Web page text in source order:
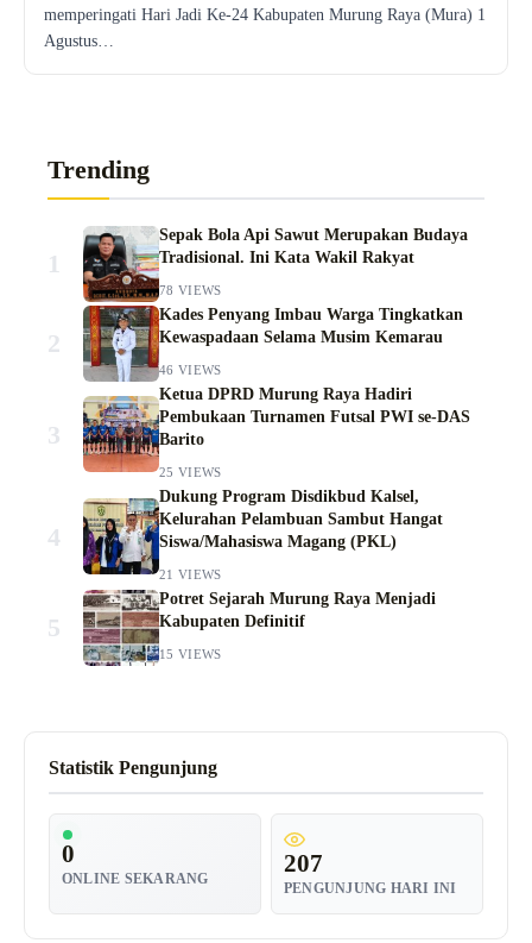
memperingati Hari Jadi Ke-24 Kabupaten Murung Raya (Mura) 1
Agustus…
Trending
1
Sepak Bola Api Sawut Merupakan Budaya
Tradisional. Ini Kata Wakil Rakyat
78 VIEWS
2
Kades Penyang Imbau Warga Tingkatkan
Kewaspadaan Selama Musim Kemarau
46 VIEWS
3
Ketua DPRD Murung Raya Hadiri
Pembukaan Turnamen Futsal PWI se-DAS
Barito
25 VIEWS
4
Dukung Program Disdikbud Kalsel,
Kelurahan Pelambuan Sambut Hangat
Siswa/Mahasiswa Magang (PKL)
21 VIEWS
5
Potret Sejarah Murung Raya Menjadi
Kabupaten Definitif
15 VIEWS
Statistik Pengunjung
0
ONLINE SEKARANG
207
PENGUNJUNG HARI INI